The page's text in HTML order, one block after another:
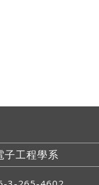
子工程學系